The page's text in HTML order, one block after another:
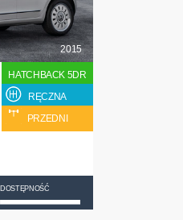
2015
HATCHBACK 5DR
RĘCZNA
PRZEDNI
DOSTĘPNOŚĆ